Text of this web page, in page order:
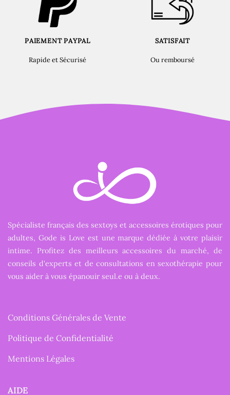
PAIEMENT PAYPAL
Rapide et Sécurisé
SATISFAIT
Ou remboursé
Spécialiste français des sextoys et accessoires érotiques pour
adultes, Gode is Love est une marque dédiée à votre plaisir
intime. Profitez des meilleurs accessoires du marché, de
conseils d'experts et de consultations en sexothérapie pour
vous aider à vous épanouir seul.e ou à deux.
Conditions Générales de Vente
Politique de Confidentialité
Mentions Légales
AIDE